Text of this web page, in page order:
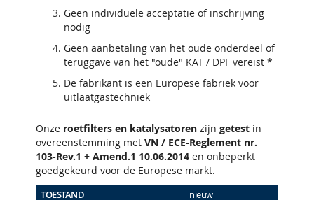
Geen individuele acceptatie of inschrijving
nodig
Geen aanbetaling van het oude onderdeel of
teruggave van het "oude" KAT / DPF vereist *
De fabrikant is een Europese fabriek voor
uitlaatgastechniek
Onze roetfilters en katalysatoren zijn getest in
overeenstemming met VN / ECE-Reglement nr.
103-Rev.1 + Amend.1 10.06.2014 en onbeperkt
goedgekeurd voor de Europese markt.
TOESTAND nieuw